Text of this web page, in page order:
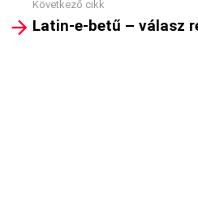
Következő cikk
Latin-e-betű – válasz